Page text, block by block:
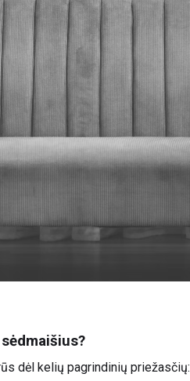
dėl kelių pagrindinių priežasčių: